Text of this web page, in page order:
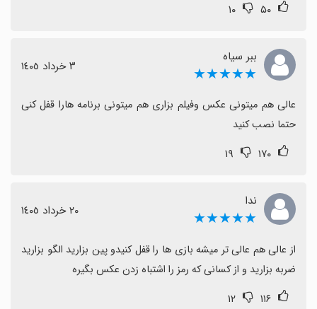
پشتیبان‌گیری منظم توجه کنید تا تجربه بهتری داشته باشید.۵۰ ۱۰
ببر سیاه
★★★★★ ٣ خرداد ١٤٠٥
حتما نصب کنید
۱۷۰ ۱۹
ندا
★★★★★ ٢٠ خرداد ١٤٠٥
ضربه بزارید و از کسانی که رمز را اشتباه زدن عکس بگیره
۱۱۶ ۱۲